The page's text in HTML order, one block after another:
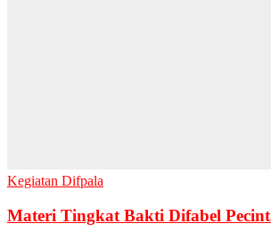
Kegiatan Difpala
Materi Tingkat Bakti Difabel